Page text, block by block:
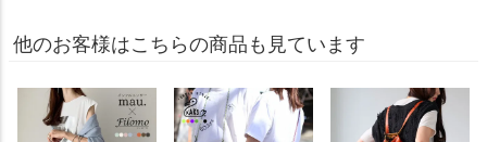
他のお客様はこちらの商品も見ています